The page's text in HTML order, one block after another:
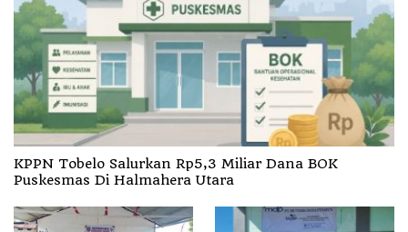
KPPN Tobelo Salurkan Rp5,3 Miliar Dana BOK
Puskesmas Di Halmahera Utara